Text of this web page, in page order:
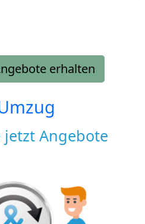
erhalten
jetzt Angebote